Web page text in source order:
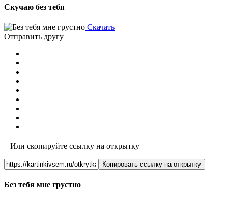
Скучаю без тебя
Скачать
Отправить другу
Или скопируйте ссылку на открытку
Копировать ссылку на открытку
Без тебя мне грустно